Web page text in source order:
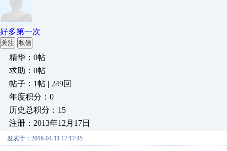
好多第一次
关注 私信
精华：0帖
求助：0帖
帖子：1帖 | 249回
年度积分：0
历史总积分：15
注册：2013年12月17日
发表于：2016-04-11 17:17:45